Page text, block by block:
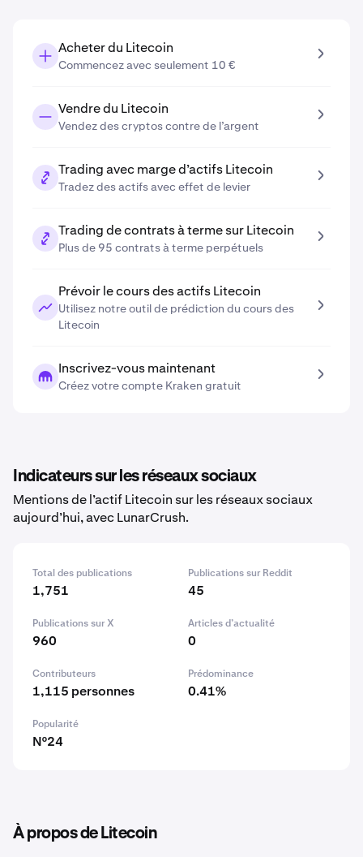
Acheter du Litecoin
Commencez avec seulement 10 €
Vendre du Litecoin
Vendez des cryptos contre de l’argent
Trading avec marge d’actifs Litecoin
Tradez des actifs avec effet de levier
Trading de contrats à terme sur Litecoin
Plus de 95 contrats à terme perpétuels
Prévoir le cours des actifs Litecoin
Utilisez notre outil de prédiction du cours des
Litecoin
Inscrivez-vous maintenant
Créez votre compte Kraken gratuit
Indicateurs sur les réseaux sociaux
Mentions de l’actif Litecoin sur les réseaux sociaux
aujourd’hui, avec LunarCrush.
Total des publications
1,751
Publications sur Reddit
45
Publications sur X
960
Articles d’actualité
0
Contributeurs
1,115 personnes
Prédominance
0.41%
Popularité
N°24
À propos de Litecoin